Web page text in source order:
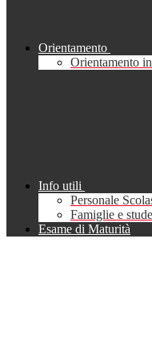
Orientamento
Orientamento
Info utili
Personale
Famiglie e
Esame di Maturità